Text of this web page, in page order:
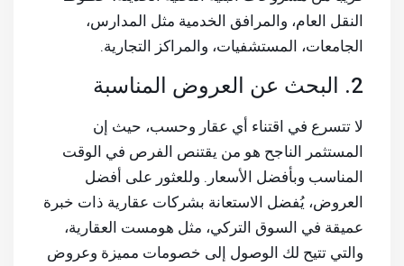
النقل العام، والمرافق الخدمية مثل المدارس،
الجامعات، المستشفيات، والمراكز التجارية.
2. البحث عن العروض المناسبة
لا تتسرع في اقتناء أي عقار وحسب، حيث إن
المستثمر الناجح هو من يقتنص الفرص في الوقت
المناسب وبأفضل الأسعار. وللعثور على أفضل
العروض، يُفضل الاستعانة بشركات عقارية ذات خبرة
عميقة في السوق التركي، مثل هومست العقارية،
والتي تتيح لك الوصول إلى خصومات مميزة وعروض